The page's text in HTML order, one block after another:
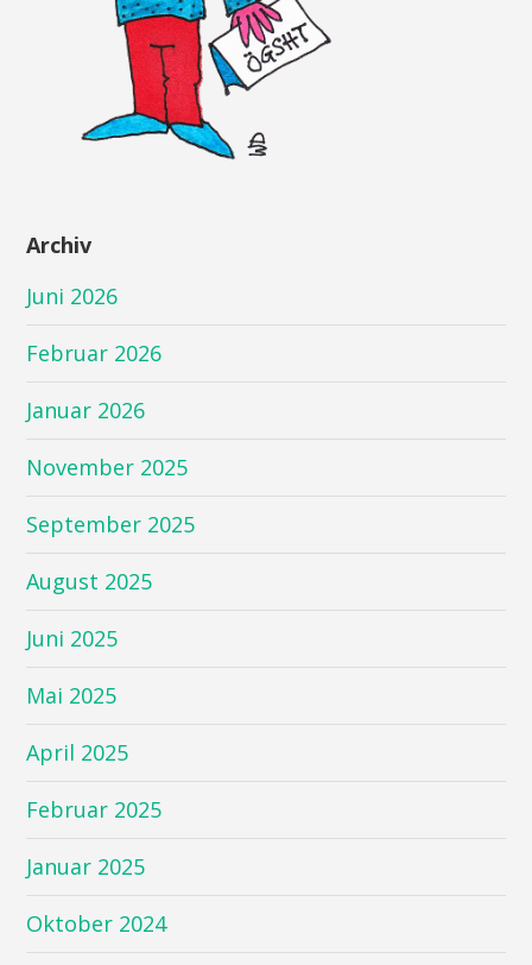
Archiv
Juni 2026
Februar 2026
Januar 2026
November 2025
September 2025
August 2025
Juni 2025
Mai 2025
April 2025
Februar 2025
Januar 2025
Oktober 2024